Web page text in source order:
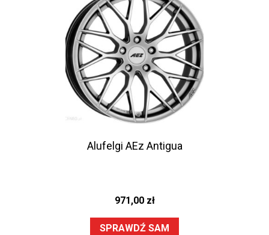
Alufelgi AEz Antigua
971,00 zł
SPRAWDŹ SAM